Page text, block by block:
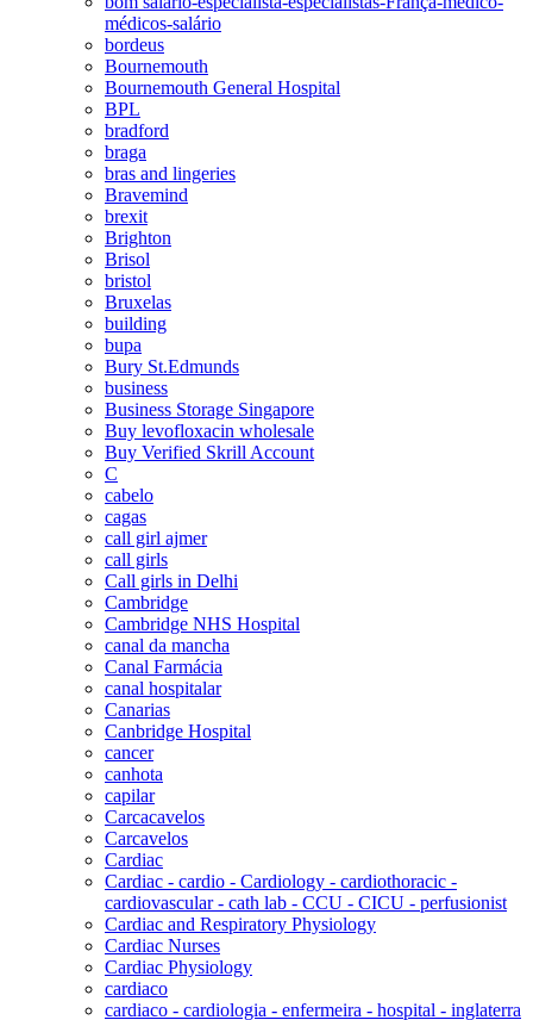
médicos-salário
bordeus
Bournemouth
Bournemouth General Hospital
BPL
bradford
braga
bras and lingeries
Bravemind
brexit
Brighton
Brisol
bristol
Bruxelas
building
bupa
Bury St.Edmunds
business
Business Storage Singapore
Buy levofloxacin wholesale
Buy Verified Skrill Account
C
cabelo
cagas
call girl ajmer
call girls
Call girls in Delhi
Cambridge
Cambridge NHS Hospital
canal da mancha
Canal Farmácia
canal hospitalar
Canarias
Canbridge Hospital
cancer
canhota
capilar
Carcacavelos
Carcavelos
Cardiac
Cardiac - cardio - Cardiology - cardiothoracic -
cardiovascular - cath lab - CCU - CICU - perfusionist
Cardiac and Respiratory Physiology
Cardiac Nurses
Cardiac Physiology
cardiaco
cardiaco - cardiologia - enfermeira - hospital - inglaterra